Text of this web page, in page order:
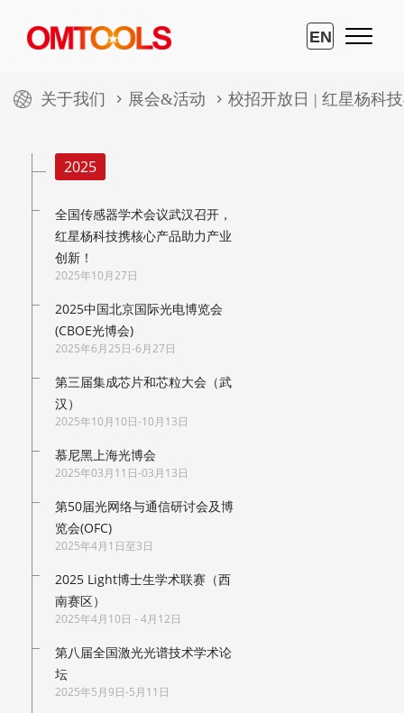
EN
关于我们 展会&活动 校招开放日 | 红星杨科
2025
全国传感器学术会议武汉召开，
红星杨科技携核心产品助力产业
创新！
2025年10月27日
2025中国北京国际光电博览会
(CBOE光博会)
2025年6月25日-6月27日
第三届集成芯片和芯粒大会（武
汉）
2025年10月10日-10月13日
慕尼黑上海光博会
2025年03月11日-03月13日
第50届光网络与通信研讨会及博
览会(OFC)
2025年4月1日至3日
2025 Light博士生学术联赛（西
南赛区）
2025年4月10日 - 4月12日
第八届全国激光光谱技术学术论
坛
2025年5月9日-5月11日